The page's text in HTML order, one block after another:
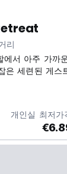
리
에서 아주 가까
은 세련된 게스
하고 편리한 위
세요. 상상해
중 하나를 바라
가 제공하는 모
분위기를 제공
개인실 최저가